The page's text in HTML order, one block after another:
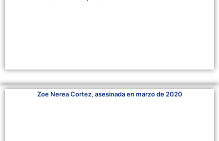
Zoe Nerea Cortez, asesinada en marzo de 2020